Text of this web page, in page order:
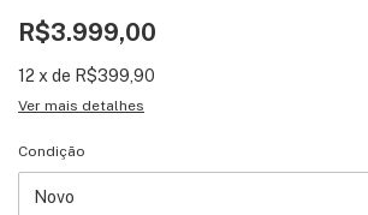
R$3.999,00
12 x de R$399,90
Ver mais detalhes
Condição